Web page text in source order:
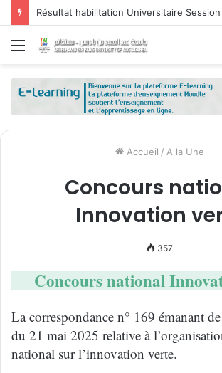
Résultat habilitation Universitaire Session
Menu
Accueil / A la Une
Concours
Innovation
357
Concours national
La correspondance n° 169 émanant
du 21 mai 2025 relative à
national sur l’innovation verte.